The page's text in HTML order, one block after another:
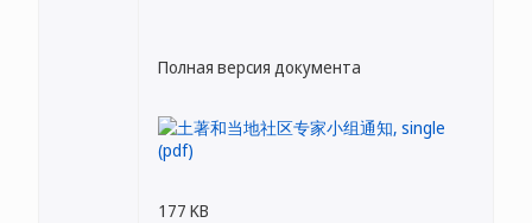
Полная версия документа
177 KB